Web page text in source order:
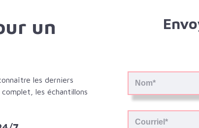
un
les derniers
les échantillons